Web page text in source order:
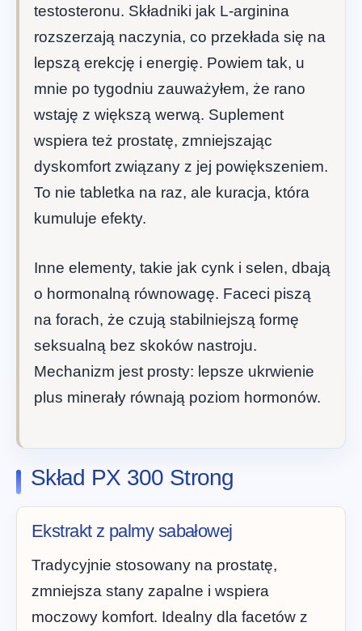
testosteronu. Składniki jak L-arginina
rozszerzają naczynia, co przekłada się na
lepszą erekcję i energię. Powiem tak, u
mnie po tygodniu zauważyłem, że rano
wstaję z większą werwą. Suplement
wspiera też prostatę, zmniejszając
dyskomfort związany z jej powiększeniem.
To nie tabletka na raz, ale kuracja, która
kumuluje efekty.
Inne elementy, takie jak cynk i selen, dbają
o hormonalną równowagę. Faceci piszą
na forach, że czują stabilniejszą formę
seksualną bez skoków nastroju.
Mechanizm jest prosty: lepsze ukrwienie
plus minerały równają poziom hormonów.
Skład PX 300 Strong
Ekstrakt z palmy sabałowej
Tradycyjnie stosowany na prostatę,
zmniejsza stany zapalne i wspiera
moczowy komfort. Idealny dla facetów z